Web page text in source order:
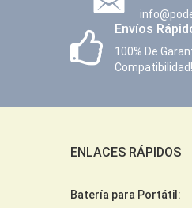
Envíos
100% De
Compatibilidad!
ENLACES RÁPIDOS
Batería para Portátil: